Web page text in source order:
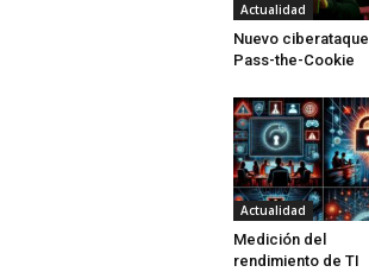
Actualidad
Nuevo ciberataque
Pass-the-Cookie
Actualidad
Medición del
rendimiento de TI